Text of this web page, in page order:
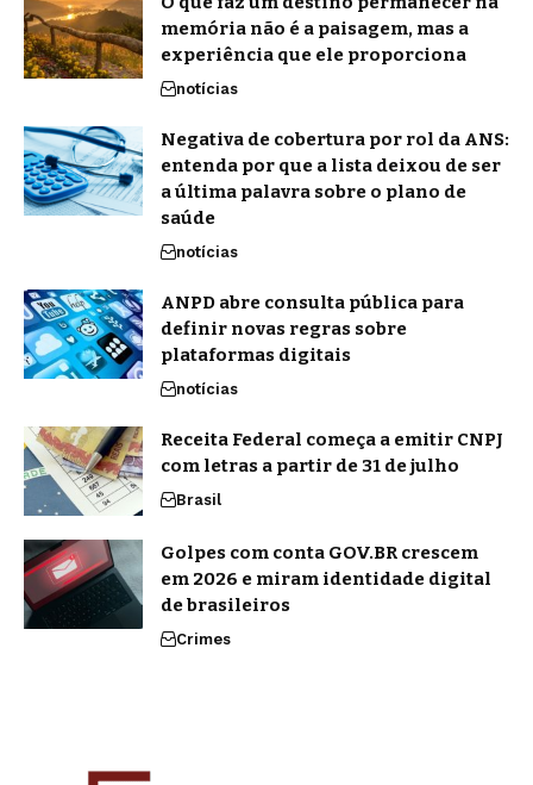
memória não é a paisagem, mas a
experiência que ele proporciona
notícias
Negativa de cobertura por rol da ANS:
entenda por que a lista deixou de ser
a última palavra sobre o plano de
saúde
notícias
ANPD abre consulta pública para
definir novas regras sobre
plataformas digitais
notícias
Receita Federal começa a emitir CNPJ
com letras a partir de 31 de julho
Brasil
Golpes com conta GOV.BR crescem
em 2026 e miram identidade digital
de brasileiros
Crimes